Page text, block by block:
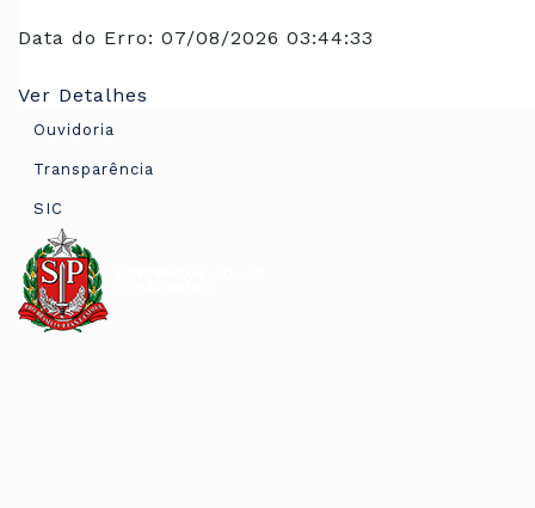
Data do Erro: 07/08/2026 03:44:33
Ver Detalhes
Ouvidoria
Transparência
SIC